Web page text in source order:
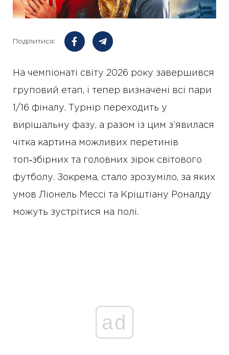
Поділитися:
На чемпіонаті світу 2026 року завершився
груповий етап, і тепер визначені всі пари
1/16 фіналу. Турнір переходить у
вирішальну фазу, а разом із цим з’явилася
чітка картина можливих перетинів
топ‑збірних та головних зірок світового
футболу. Зокрема, стало зрозуміло, за яких
умов Ліонель Мессі та Кріштіану Роналду
можуть зустрітися на полі.
ad